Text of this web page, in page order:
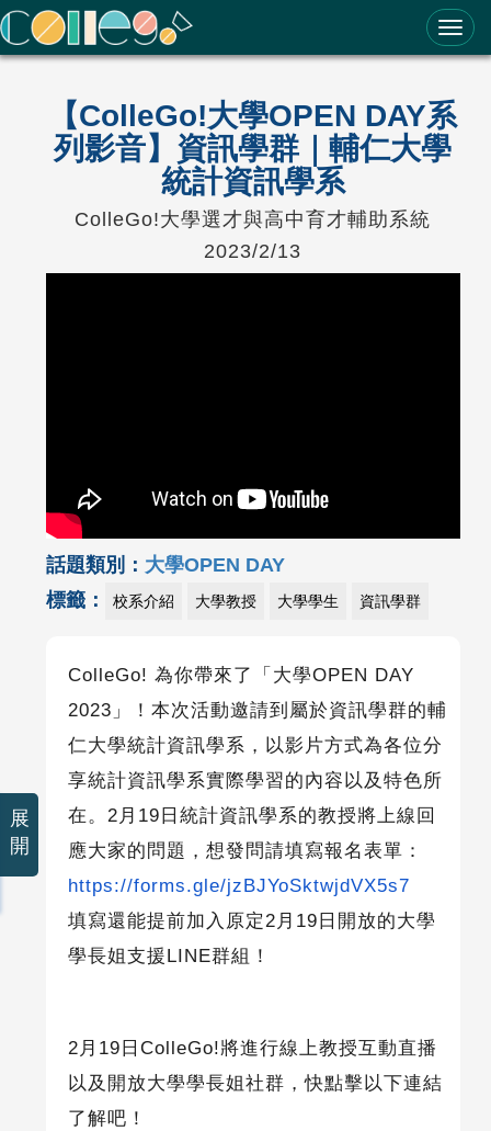
ColleGo! 大學選才與高中育才輔助系統
【ColleGo!大學OPEN DAY系
列影音】資訊學群｜輔仁大學
統計資訊學系
ColleGo!大學選才與高中育才輔助系統
2023/2/13
話題類別： 大學OPEN DAY
標籤：
校系介紹 大學教授 大學學生 資訊學群
ColleGo! 為你帶來了「大學OPEN DAY
2023 」！本次活動邀請到屬於資訊學群的輔
仁大學統計資訊學系，以影片方式為各位分
享統計資訊學系實際學習的內容以及特色所
在。 2 月 19 日統計資訊學系的教授將上線回
應大家的問題，想發問請填寫報名表單：
https://forms.gle/jzBJYoSktwjdVX5s7
填寫還能提前加入原定2 月 19 日開放的大學
學長姐支援 LINE群組！
2 月 19 日 ColleGo!將進行線上教授互動直播
以及開放大學學長姐社群，快點擊以下連結
了解吧！
展
開